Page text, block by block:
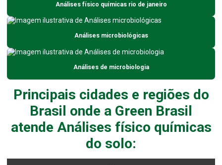
Análise de contaminação de solo
Análise da água para consumo humano
Análise da água de poço
Análise da qualidade da água para consumo humano
Análises físico químicas rio de janeiro
Análises microbiológicas
Análises de microbiologia
Principais cidades e regiões do
Brasil onde a Green Brasil
atende Análises físico químicas
do solo: